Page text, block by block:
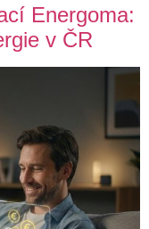
Energoma:
v ČR